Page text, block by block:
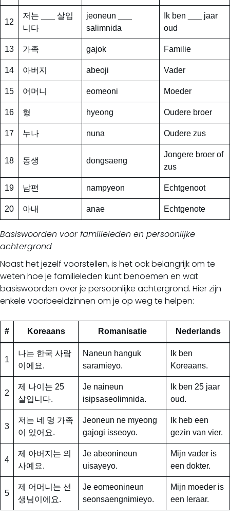
12
저는 ___ 살입
니다
jeoneun ___
salimnida
Ik ben ___ jaar
oud
13 가족 gajok Familie
14 아버지 abeoji Vader
15 어머니 eomeoni Moeder
16 형 hyeong Oudere broer
17 누나 nuna Oudere zus
18 동생 dongsaeng
Jongere broer of
zus
19 남편 nampyeon Echtgenoot
20 아내 anae Echtgenote
Basiswoorden voor familieleden en persoonlijke
achtergrond
Naast het jezelf voorstellen, is het ook belangrijk om te
weten hoe je familieleden kunt benoemen en wat
basiswoorden over je persoonlijke achtergrond. Hier zijn
enkele voorbeeldzinnen om je op weg te helpen:
# Koreaans Romanisatie Nederlands
1
나는 한국 사람
이에요.
Naneun hanguk
saramieyo.
Ik ben
Koreaans.
2
제 나이는 25
살입니다.
Je naineun
isipsaseolimnida.
Ik ben 25 jaar
oud.
3
저는 네 명 가족
이 있어요.
Jeoneun ne myeong
gajogi isseoyo.
Ik heb een
gezin van vier.
4
제 아버지는 의
사예요.
Je abeonineun
uisayeyo.
Mijn vader is
een dokter.
5
제 어머니는 선
생님이에요.
Je eomeonineun
seonsaengnimieyo.
Mijn moeder is
een leraar.